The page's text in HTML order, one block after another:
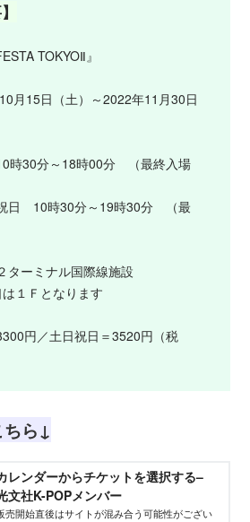
TOKYOⅡ』
月15日（土）～2022年11月30日
時30分～18時00分 （最終入場
時30分～19時30分 （最
ターミナル国際線施設
Ｆとなります
円／土日祝日＝3520円（税
ちら↓
レンダーからチケットを選択する–
文社K-POPメンバー
売開始直後はサイトが混み合う可能性がござい